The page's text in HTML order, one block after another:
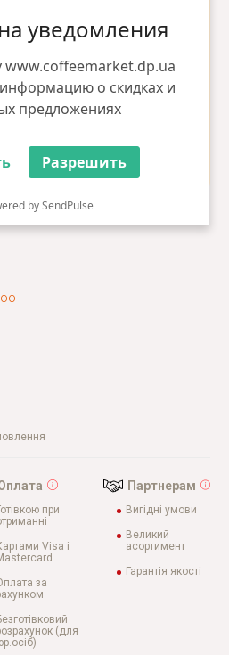
уведомления
www.coffeemarket.dp.ua
о скидках и
предложениях
Разрешить
by SendPulse
при
Visa і
за
(для
Партнерам
Вигідні умови
Великий
асортимент
Гарантія якості